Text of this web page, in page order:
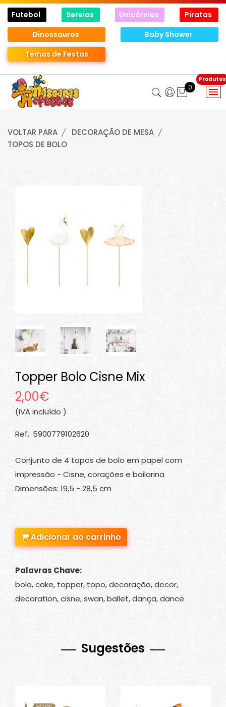
Futebol Sereias Unicórnios
Piratas
Dinossauros
Baby Shower
Temas de Festas
0
VOLTAR PARA
DECORAÇÃO DE MESA
TOPOS DE BOLO
Topper Bolo Cisne Mix
2,00€
(IVA incluído )
Ref.: 5900779102620
Conjunto de 4 topos de bolo em papel com
impressão - Cisne, corações e bailarina
Dimensões: 19,5 - 28,5 cm
Adicionar ao carrinho
Palavras Chave:
bolo, cake, topper, topo, decoração, decor,
decoration, cisne, swan, ballet, dança, dance
Sugestões